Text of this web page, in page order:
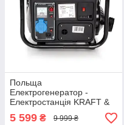
Польща
Електрогенератор -
Електростанція KRAFT &
DELE KD109
5 599 ₴ 9 999 ₴